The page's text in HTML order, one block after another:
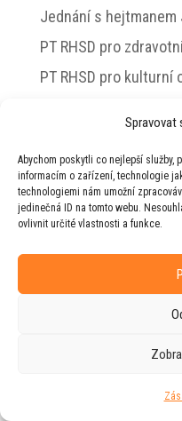
Spravovat
Abychom poskytli co nejlepší služby,
informacím o zařízení, technologie
technologiemi nám umožní
jedinečná ID na tomto webu.
ovlivnit určité vlastnosti a funkce.
Jednání s
PT RHSD pro
PT RHSD pro kulturní
© 2026 Jiří
Web vytvořila